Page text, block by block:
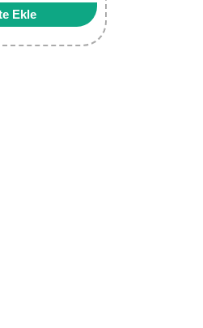
Ekle